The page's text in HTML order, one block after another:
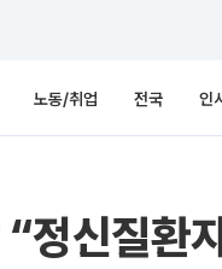
노동/취업 전국 인
정신질환